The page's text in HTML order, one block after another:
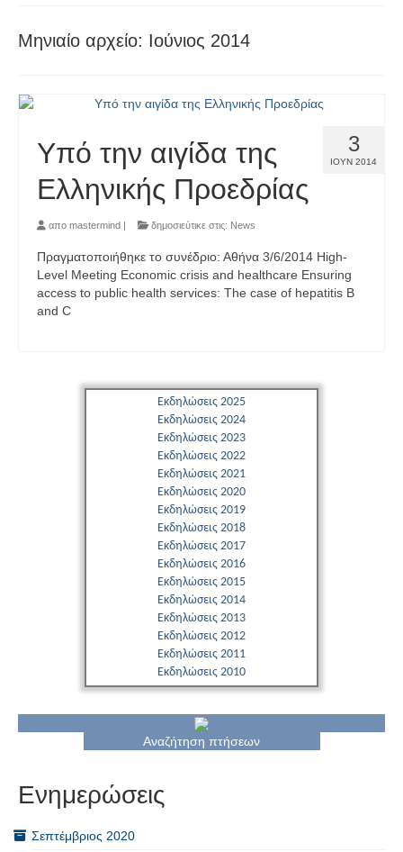
Μηνιαίο αρχείο: Ιούνιος 2014
3
ΙΟΎΝ 2014
Υπό την αιγίδα της
Ελληνικής Προεδρίας
απο mastermind | δημοσιεύτικε στις: News
Πραγματοποιήθηκε το συνέδριο: Αθήνα 3/6/2014 High-
Level Meeting Economic crisis and healthcare Ensuring
access to public health services: The case of hepatitis B
and C
Εκδηλώσεις 2025
Εκδηλώσεις 2024
Εκδηλώσεις 2023
Εκδηλώσεις 2022
Εκδηλώσεις 2021
Εκδηλώσεις 2020
Εκδηλώσεις 2019
Εκδηλώσεις 2018
Εκδηλώσεις 2017
Εκδηλώσεις 2016
Εκδηλώσεις 2015
Εκδηλώσεις 2014
Εκδηλώσεις 2013
Εκδηλώσεις 2012
Εκδηλώσεις 2011
Εκδηλώσεις 2010
Αναζήτηση πτήσεων
Ενημερώσεις
Σεπτέμβριος 2020